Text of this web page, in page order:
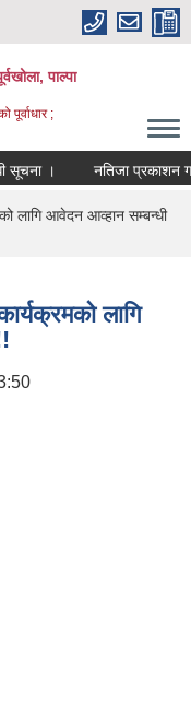
पाल्पा
पूर्वाधार ;
। नतिजा प्रकाशन
लागि आवेदन आव्हान सम्बन्धी
लागि